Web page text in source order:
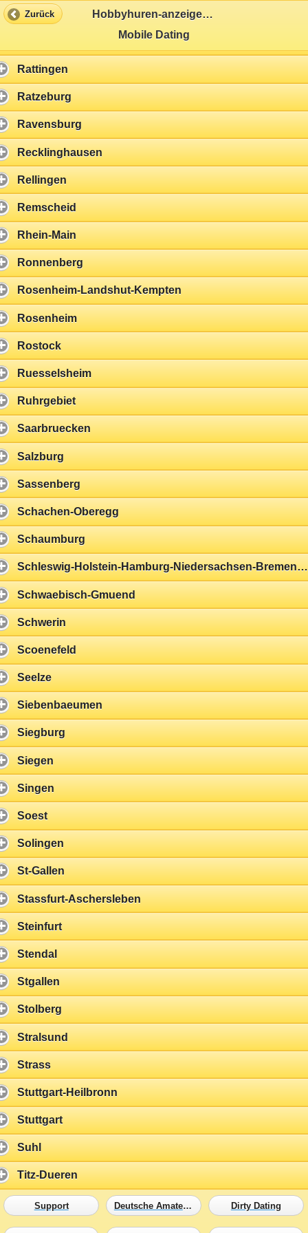
Zurück
Hobbyhuren-anzeigen.com
Mobile Dating
Radevormwald
Rattingen
Ratzeburg
Ravensburg
Recklinghausen
Rellingen
Remscheid
Rhein-Main
Ronnenberg
Rosenheim-Landshut-Kempten
Rosenheim
Rostock
Ruesselsheim
Ruhrgebiet
Saarbruecken
Salzburg
Sassenberg
Schachen-Oberegg
Schaumburg
Schleswig-Holstein-Hamburg-Niedersachsen-Bremen-Cuxhaven-Ueberall
Schwaebisch-Gmuend
Schwerin
Scoenefeld
Seelze
Siebenbaeumen
Siegburg
Siegen
Singen
Soest
Solingen
St-Gallen
Stassfurt-Aschersleben
Steinfurt
Stendal
Stgallen
Stolberg
Stralsund
Strass
Stuttgart-Heilbronn
Stuttgart
Suhl
Titz-Dueren
Support Deutsche Amateure Dirty Dating